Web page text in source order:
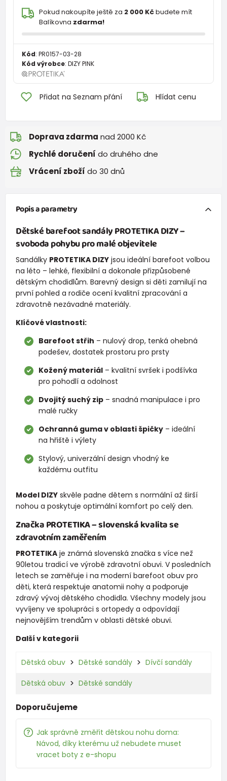
Pokud nakoupíte ještě za 2 000 Kčbudete mít
Balíkovna zdarma!
Kód: PR0157-03-28
Kód výrobce: DIZY PINK
Přidat na Seznam přání Hlídat cenu
Doprava zdarma nad 2000 Kč
Rychlé doručení do druhého dne
Vrácení zboží do 30 dnů
Popis a parametry
Dětské barefoot sandályPROTETIKA DIZY–
svoboda pohybu pro malé objevitele
Sandálky PROTETIKA DIZYjsou ideální barefoot volbou
na léto – lehké, flexibilní a dokonale přizpůsobené
dětským chodidlům. Barevný design si děti zamilují na
první pohled a rodiče ocení kvalitní zpracování a
zdravotně nezávadné materiály.
Klíčové vlastnosti:
Barefoot střih – nulový drop, tenká ohebná
podešev, dostatek prostoru pro prsty
Kožený materiál – kvalitní svršek i podšívka
pro pohodlí a odolnost
Dvojitý suchý zip – snadná manipulace i pro
malé ručky
Ochranná guma v oblasti špičky – ideální
na hřiště i výlety
Stylový, univerzální design vhodný ke
každému outfitu
Model DIZYskvěle padne dětem s normální až širší
nohou a poskytuje optimální komfort po celý den.
ZnačkaPROTETIKA– slovenská kvalita se
zdravotním zaměřením
PROTETIKAje známá slovenská značka s více než
90letou tradicí ve výrobě zdravotní obuvi. V posledních
letech se zaměřuje i na moderní barefoot obuv pro
děti, která respektuje anatomii nohy a podporuje
zdravý vývoj dětského chodidla. Všechny modely jsou
vyvíjeny ve spolupráci s ortopedy a odpovídají
nejnovějším trendům v oblasti dětské obuvi.
Další v kategorii
Dětská obuv Dětské sandály Dívčí sandály
Dětská obuv Dětské sandály
Doporučujeme
Jak správně změřit dětskou nohu doma:
Návod, díky kterému už nebudete muset
vracet boty z e-shopu